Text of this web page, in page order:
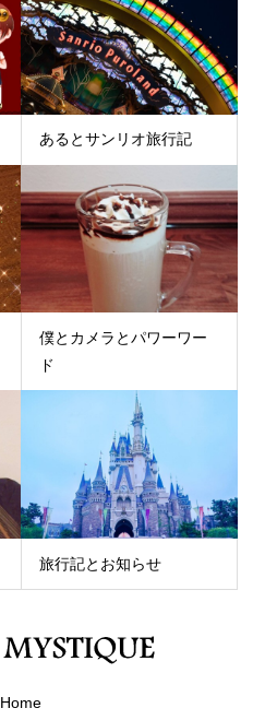
あるとサンリオ旅行記
僕とカメラとパワーワー
ド
旅行記とお知らせ
Home